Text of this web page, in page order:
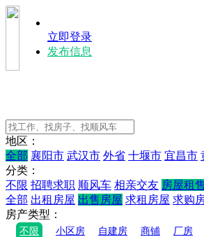
立即登录
发布信息
地区：
全部 襄阳市 武汉市 外省 十堰市 宜昌市
分类：
不限 招聘求职 顺风车 相亲交友 房屋租售
全部 出租房屋 出售房屋 求租房屋 求购
房产类型：
不限 小区房 自建房 商铺 厂房